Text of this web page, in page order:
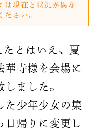
は現在と状況が異な
ださい。
とはいえ、夏
華寺様を会場に
ました。
少年少女の集
日帰りに変更し